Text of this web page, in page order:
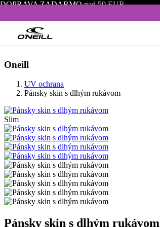
DOPRAVA ZADARMOnad 50 EUR
Oneill
UV ochrana
Pánsky skin s dlhým rukávom
Slim
Pánsky skin s dlhým rukávom